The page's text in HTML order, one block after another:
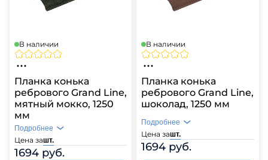
В наличии
Планка конька
ребрового Grand Line,
мятный мокко, 1250
мм
Цена зашт.
1694 руб.
Подробнее
В наличии
Планка конька
ребрового Grand Line,
шоколад, 1250 мм
Цена зашт.
1694 руб.
Подробнее